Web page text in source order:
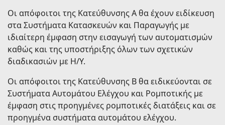
Οι απόφοιτοι της Kατεύθυνσης Α θα έχουν ειδίκευση
στα Συστήματα Κατασκευών και Παραγωγής με
ιδιαίτερη έμφαση στην εισαγωγή των αυτοματισμών
καθώς και της υποστήριξης όλων των σχετικών
διαδικασιών με Η/Υ.
Οι απόφοιτοι της Kατεύθυνσης Β θα ειδικεύονται σε
Συστήματα Αυτομάτου Ελέγχου και Ρομποτικής με
έμφαση στις προηγμένες ρομποτικές διατάξεις και σε
προηγμένα συστήματα αυτομάτου ελέγχου.